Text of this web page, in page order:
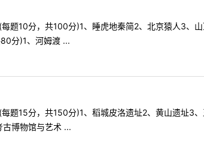
10分，共100分)1、睡虎地秦简2、北京猿人3、山
分)1、河姆渡 ...
题15分，共150分)1、稻城皮洛遗址2、黄山遗址3
博物馆与艺术 ...